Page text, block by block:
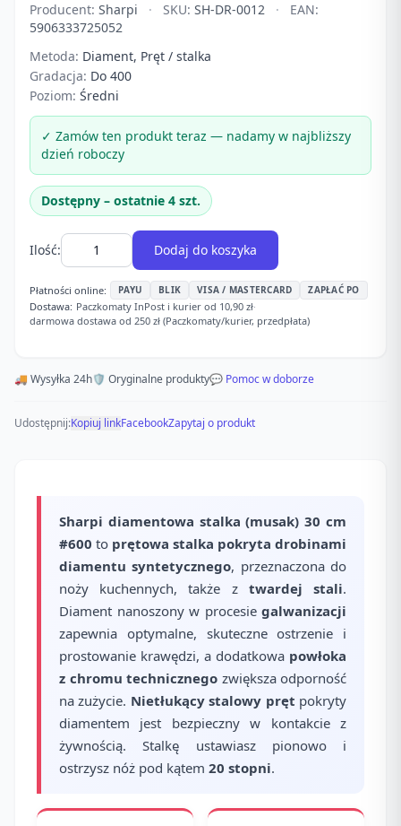
Producent: Sharpi · SKU: SH-DR-0012 ·
EAN:
5906333725052
Metoda: Diament, Pręt / stalka
Gradacja: Do 400
Poziom: Średni
✓ Zamów ten produkt teraz — nadamy w najbliższy
dzień roboczy
Dostępny – ostatnie 4 szt.
Ilość: Dodaj do koszyka
Płatności online: PAYU BLIK VISA / MASTERCARD ZAPŁAĆ PO
Dostawa: Paczkomaty InPost i kurier od 10,90 zł·
darmowa dostawa od 250 zł (Paczkomaty/kurier, przedpłata)
🚚 Wysyłka 24h🛡️ Oryginalne produkty💬 Pomoc w doborze
Udostępnij:Kopiuj linkFacebookZapytaj o produkt
Sharpi diamentowa stalka (musak) 30 cm
#600 to prętowa stalka pokryta drobinami
diamentu syntetycznego, przeznaczona do
noży kuchennych, także z twardej stali.
Diament nanoszony w procesie galwanizacji
zapewnia optymalne, skuteczne ostrzenie i
prostowanie krawędzi, a dodatkowa powłoka
z chromu technicznego zwiększa odporność
na zużycie. Nietłukący stalowy pręt pokryty
diamentem jest bezpieczny w kontakcie z
żywnością. Stalkę ustawiasz pionowo i
ostrzysz nóż pod kątem 20 stopni.